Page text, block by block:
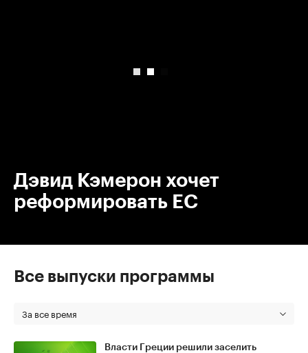
Дэвид Кэмерон хочет
реформировать ЕС
Все выпуски программы
За все время
Власти Греции решили заселить